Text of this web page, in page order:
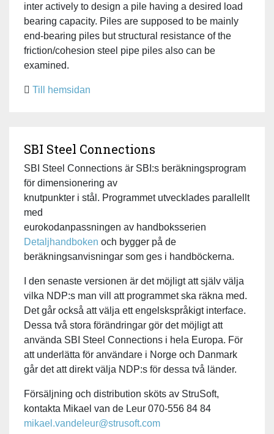
inter actively to design a pile having a desired load
bearing capacity. Piles are supposed to be mainly
end-bearing piles but structural resistance of the
friction/cohesion steel pipe piles also can be
examined.
Till hemsidan
SBI Steel Connections
SBI Steel Connections är SBI:s beräkningsprogram
för dimensionering av
knutpunkter i stål. Programmet utvecklades parallellt
med
eurokodanpassningen av handboksserien
Detaljhandboken och bygger på de
beräkningsanvisningar som ges i handböckerna.
I den senaste versionen är det möjligt att själv välja
vilka NDP:s man vill att programmet ska räkna med.
Det går också att välja ett engelskspråkigt interface.
Dessa två stora förändringar gör det möjligt att
använda SBI Steel Connections i hela Europa. För
att underlätta för användare i Norge och Danmark
går det att direkt välja NDP:s för dessa två länder.
Försäljning och distribution sköts av StruSoft,
kontakta Mikael van de Leur 070-556 84 84
mikael.vandeleur@strusoft.com